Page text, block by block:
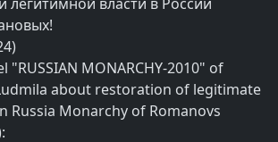
"RUSSIAN MONARCHY-2010" of
about restoration of legitimate
Russia Monarchy of Romanovs